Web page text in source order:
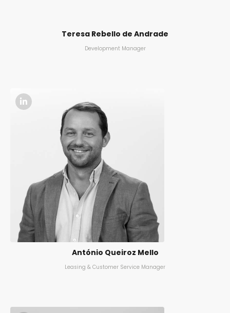
Teresa Rebello de Andrade
Development Manager
António Queiroz Mello
Leasing & Customer Service Manager